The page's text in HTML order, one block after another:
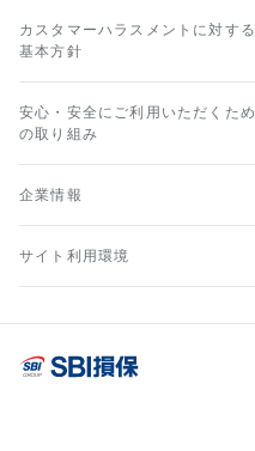
カスタマーハラスメントに対する
基本方針
安心・安全にご利用いただくため
の取り組み
企業情報
サイト利用環境